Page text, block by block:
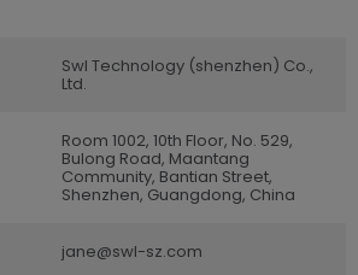
Swl Technology (shenzhen) Co.,
Ltd.
Room 1002, 10th Floor, No. 529,
Bulong Road, Maantang
Community, Bantian Street,
Shenzhen, Guangdong, China
jane@swl-sz.com